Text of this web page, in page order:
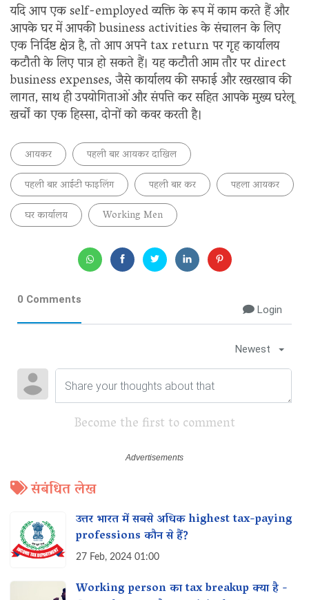
यदि आप एक self-employed व्यक्ति के रूप में काम करते हैं और
आपके घर में आपकी business activities के संचालन के लिए
एक निर्दिष्ट क्षेत्र है, तो आप अपने tax return पर गृह कार्यालय
कटौती के लिए पात्र हो सकते हैं। यह कटौती आम तौर पर direct
business expenses, जैसे कार्यालय की सफाई और रखरखाव की
लागत, साथ ही उपयोगिताओं और संपत्ति कर सहित आपके मुख्य घरेलू
खर्चों का एक हिस्सा, दोनों को कवर करती है।
आयकर
पहली बार आयकर दाखिल
पहली बार आईटी फाइलिंग
पहली बार कर
पहला आयकर
घर कार्यालय
Working Men
0 Comments
Login
Newest
Become the first to comment
संबंधित लेख
उत्तर भारत में सबसे अधिक highest tax-paying
professions कौन से हैं?
27 Feb, 2024 01:00
Working person का tax breakup क्या है -